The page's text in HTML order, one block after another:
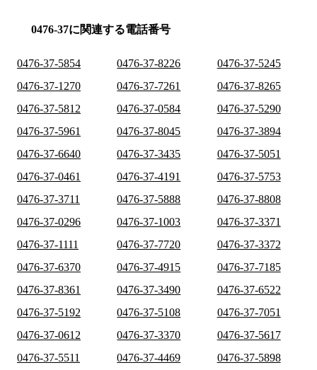
0476-37に関連する電話番号
0476-37-5854 0476-37-8226
0476-37-5245
0476-37-1270
0476-37-7261
0476-37-8265
0476-37-5812
0476-37-0584
0476-37-5290
0476-37-5961
0476-37-8045
0476-37-3894
0476-37-6640
0476-37-3435
0476-37-5051
0476-37-0461
0476-37-4191
0476-37-5753
0476-37-3711
0476-37-5888
0476-37-8808
0476-37-0296
0476-37-1003
0476-37-3371
0476-37-1111
0476-37-7720
0476-37-3372
0476-37-6370
0476-37-4915
0476-37-7185
0476-37-8361
0476-37-3490
0476-37-6522
0476-37-5192
0476-37-5108
0476-37-7051
0476-37-0612
0476-37-3370
0476-37-5617
0476-37-5511
0476-37-4469
0476-37-5898